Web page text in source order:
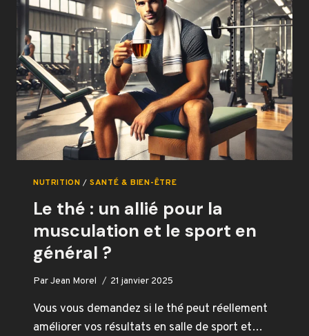
INSOUPÇONNÉS
DES
COUVERTURES
PONDÉRÉES
NUTRITION /SANTÉ & BIEN-ÊTRE
Le thé : un allié pour la
musculation et le sport en
général ?
ParJean Morel 21 janvier 2025
Vous vous demandez si le thé peut réellement
améliorer vos résultats en salle de sport et…